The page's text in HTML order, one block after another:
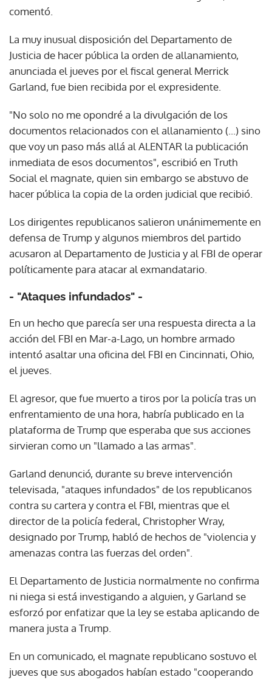
comentó.
La muy inusual disposición del Departamento de
Justicia de hacer pública la orden de allanamiento,
anunciada el jueves por el fiscal general Merrick
Garland, fue bien recibida por el expresidente.
"No solo no me opondré a la divulgación de los
documentos relacionados con el allanamiento (...) sino
que voy un paso más allá al ALENTAR la publicación
inmediata de esos documentos", escribió en Truth
Social el magnate, quien sin embargo se abstuvo de
hacer pública la copia de la orden judicial que recibió.
Los dirigentes republicanos salieron unánimemente en
defensa de Trump y algunos miembros del partido
acusaron al Departamento de Justicia y al FBI de operar
políticamente para atacar al exmandatario.
- "Ataques infundados" -
En un hecho que parecía ser una respuesta directa a la
acción del FBI en Mar-a-Lago, un hombre armado
intentó asaltar una oficina del FBI en Cincinnati, Ohio,
el jueves.
El agresor, que fue muerto a tiros por la policía tras un
enfrentamiento de una hora, habría publicado en la
plataforma de Trump que esperaba que sus acciones
sirvieran como un "llamado a las armas".
Garland denunció, durante su breve intervención
televisada, "ataques infundados" de los republicanos
contra su cartera y contra el FBI, mientras que el
director de la policía federal, Christopher Wray,
designado por Trump, habló de hechos de "violencia y
amenazas contra las fuerzas del orden".
El Departamento de Justicia normalmente no confirma
ni niega si está investigando a alguien, y Garland se
esforzó por enfatizar que la ley se estaba aplicando de
manera justa a Trump.
En un comunicado, el magnate republicano sostuvo el
jueves que sus abogados habían estado "cooperando